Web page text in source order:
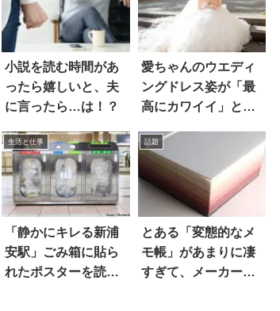
小説を読む時間があ
ったら嬉しいと、夫
に言ったら…は！？
愛ちゃんのウエディ
ングドレス姿が「最
高にカワイイ」と話
生活と仕事
「静かにキレる新浦
安駅」ごみ箱に貼ら
れたポスターを読む
話題
とある「変態的なメ
モ帳」があまりに凄
すぎて、メーカーの